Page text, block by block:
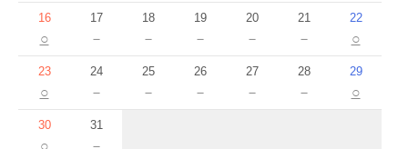
16
○
17
－
18
－
19
－
20
－
21
－
22
○
23
○
24
－
25
－
26
－
27
－
28
－
29
○
30
○
31
－